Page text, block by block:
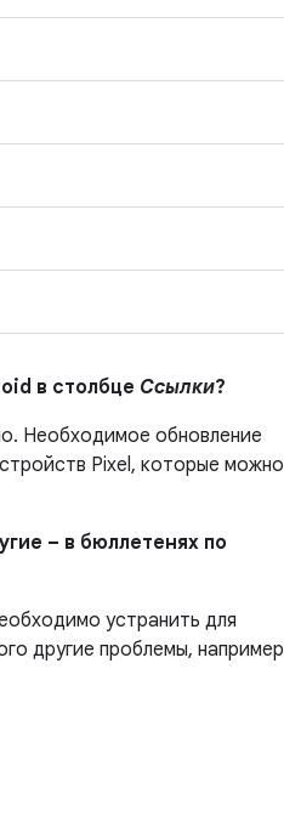
в столбце Ссылки?
Необходимое обновление
Pixel, которые можно
– в бюллетенях по
устранить для
другие проблемы, например